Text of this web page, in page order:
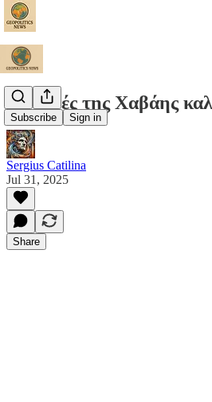
Subscribe Sign in
Οι αρχές της Χαβάης
Sergius Catilina
Jul 31, 2025
Share